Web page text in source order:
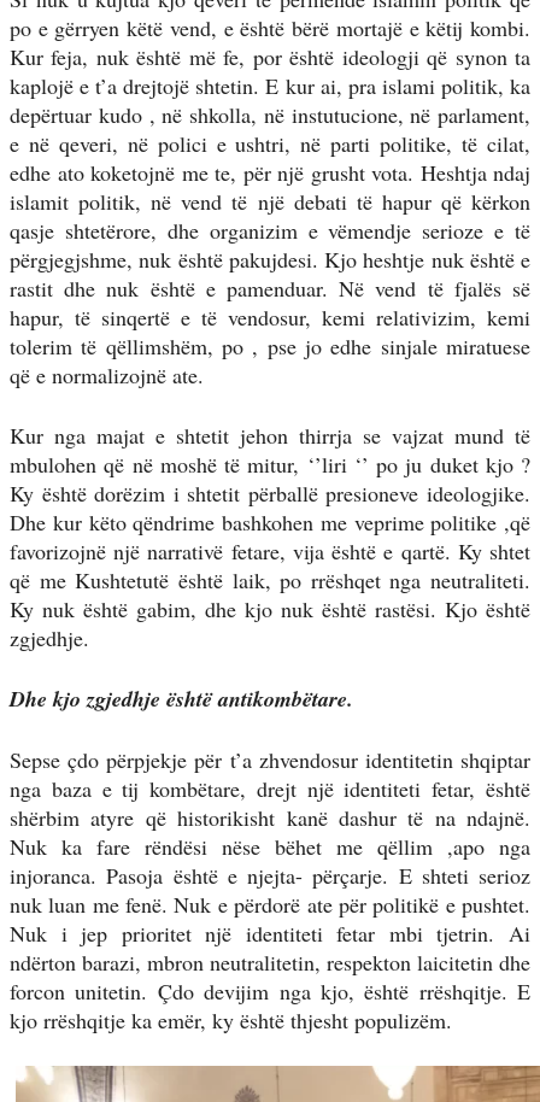
po e gërryen këtë vend, e është bërë mortajë e këtij kombi.
Kur feja, nuk është më fe, por është ideologji që synon ta
kaplojë e t’a drejtojë shtetin. E kur ai, pra islami politik, ka
depërtuar kudo , në shkolla, në instutucione, në parlament,
e në qeveri, në polici e ushtri, në parti politike, të cilat,
edhe ato koketojnë me te, për një grusht vota. Heshtja ndaj
islamit politik, në vend të një debati të hapur që kërkon
qasje shtetërore, dhe organizim e vëmendje serioze e të
përgjegjshme, nuk është pakujdesi. Kjo heshtje nuk është e
rastit dhe nuk është e pamenduar. Në vend të fjalës së
hapur, të sinqertë e të vendosur, kemi relativizim, kemi
tolerim të qëllimshëm, po , pse jo edhe sinjale miratuese
që e normalizojnë ate.
Kur nga majat e shtetit jehon thirrja se vajzat mund të
mbulohen që në moshë të mitur, ‘’liri ‘’ po ju duket kjo ?
Ky është dorëzim i shtetit përballë presioneve ideologjike.
Dhe kur këto qëndrime bashkohen me veprime politike ,që
favorizojnë një narrativë fetare, vija është e qartë. Ky shtet
që me Kushtetutë është laik, po rrëshqet nga neutraliteti.
Ky nuk është gabim, dhe kjo nuk është rastësi. Kjo është
zgjedhje.
Dhe kjo zgjedhje është antikombëtare.
Sepse çdo përpjekje për t’a zhvendosur identitetin shqiptar
nga baza e tij kombëtare, drejt një identiteti fetar, është
shërbim atyre që historikisht kanë dashur të na ndajnë.
Nuk ka fare rëndësi nëse bëhet me qëllim ,apo nga
injoranca. Pasoja është e njejta- përçarje. E shteti serioz
nuk luan me fenë. Nuk e përdorë ate për politikë e pushtet.
Nuk i jep prioritet një identiteti fetar mbi tjetrin. Ai
ndërton barazi, mbron neutralitetin, respekton laicitetin dhe
forcon unitetin. Çdo devijim nga kjo, është rrëshqitje. E
kjo rrëshqitje ka emër, ky është thjesht populizëm.